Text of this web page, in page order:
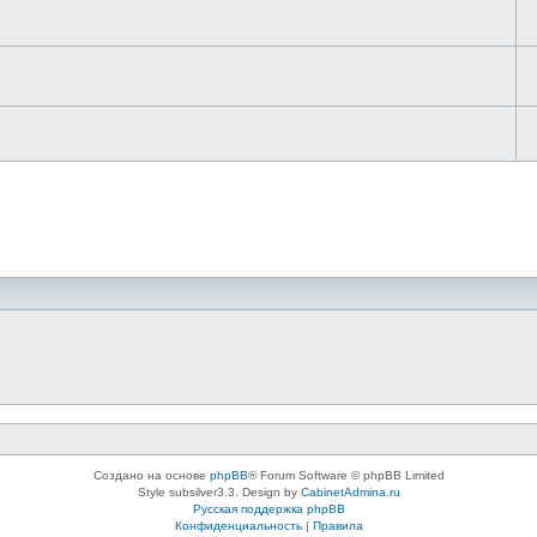
Создано на основе phpBB® Forum Software © phpBB Limited
Style subsilver3.3. Design by CabinetAdmina.ru
Русская поддержка phpBB
Конфиденциальность| Правила